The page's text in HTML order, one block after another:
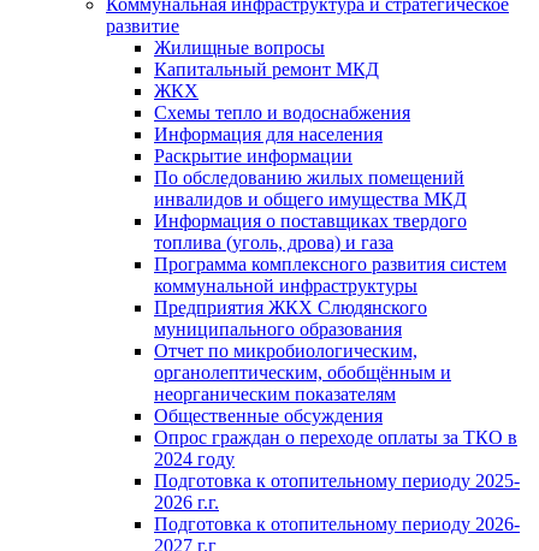
Коммунальная инфраструктура и стратегическое
развитие
Жилищные вопросы
Капитальный ремонт МКД
ЖКХ
Схемы тепло и водоснабжения
Информация для населения
Раскрытие информации
По обследованию жилых помещений
инвалидов и общего имущества МКД
Информация о поставщиках твердого
топлива (уголь, дрова) и газа
Программа комплексного развития систем
коммунальной инфраструктуры
Предприятия ЖКХ Слюдянского
муниципального образования
Отчет по микробиологическим,
органолептическим, обобщённым и
неорганическим показателям
Общественные обсуждения
Опрос граждан о переходе оплаты за ТКО в
2024 году
Подготовка к отопительному периоду 2025-
2026 г.г.
Подготовка к отопительному периоду 2026-
2027 г.г